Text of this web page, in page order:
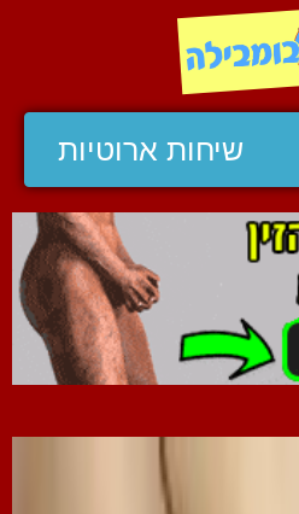
שיחות ארוטיות